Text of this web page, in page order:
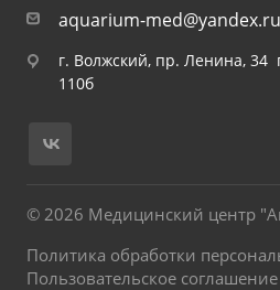
aquarium-med@yandex.ru
г. Волжский, пр. Ленина, 34
110б
© 2026 Медицинский центр
Политика обработки
Пользовательское соглашение